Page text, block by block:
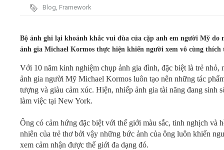
Video
Liên hệ - Đăng ký
Blog, Framework
Bộ ảnh ghi lại khoảnh khắc vui đùa của cặp anh em người Mỹ do
ảnh gia Michael Kormos thực hiện khiến người xem vô cùng thích
Với 10 năm kinh nghiệm chụp ảnh gia đình, đặc biệt là trẻ nhỏ,
ảnh gia người Mỹ Michael Kormos luôn tạo nên những tác
tượng và giàu cảm xúc. Hiện, nhiếp ảnh gia tài năng đang sinh
làm việc tại New York.
Ông có cảm hứng đặc biệt với thế giới màu sắc, tinh nghịch và
nhiên của trẻ thơ bởi vậy những bức ảnh của ông luôn khiến
xem cảm nhận được thế giới đa dạng đó.